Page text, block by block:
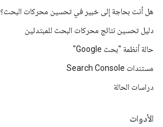
هل أنت بحاجة إلى خبير في تحسين محركات البحث؟
دليل تحسين نتائج محركات البحث للمبتدئين
حالة أنظمة "بحث Google"
مستندات Search Console
دراسات الحالة
الأدوات